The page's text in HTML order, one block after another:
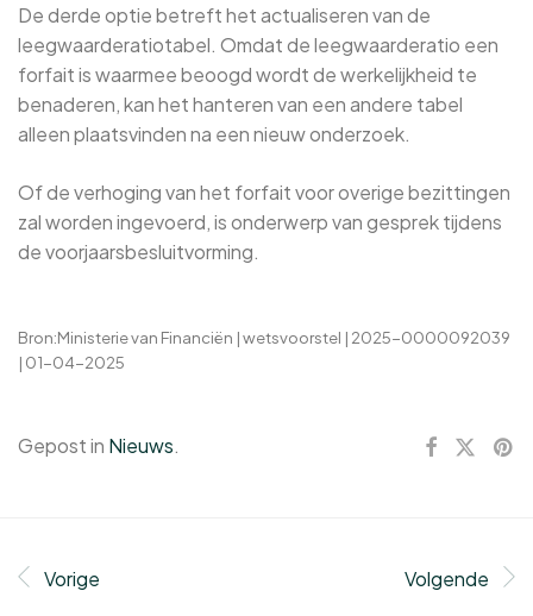
De derde optie betreft het actualiseren van de
leegwaarderatiotabel. Omdat de leegwaarderatio een
forfait is waarmee beoogd wordt de werkelijkheid te
benaderen, kan het hanteren van een andere tabel
alleen plaatsvinden na een nieuw onderzoek.
Of de verhoging van het forfait voor overige bezittingen
zal worden ingevoerd, is onderwerp van gesprek tijdens
de voorjaarsbesluitvorming.
Bron:Ministerie van Financiën | wetsvoorstel | 2025-0000092039
| 01-04-2025
Gepost in Nieuws.
Vorige Volgende